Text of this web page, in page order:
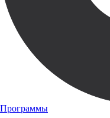
Программы